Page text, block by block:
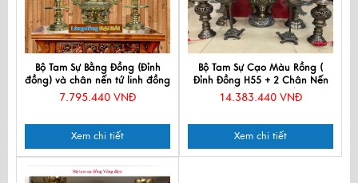
Bộ Tam Sự Bằng Đồng (Đỉnh
đồng) và chân nến tứ linh đồng
MNV-DD19
7.795.440 VNĐ
Xem chi tiết
Bộ Tam Sự Cạo Màu Rồng (
Đỉnh Đồng H55 + 2 Chân Nến
H43) MNV-DD18/55
14.383.440 VNĐ
Xem chi tiết